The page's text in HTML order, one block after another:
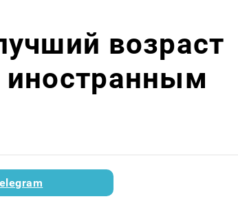
возраст
иностранным